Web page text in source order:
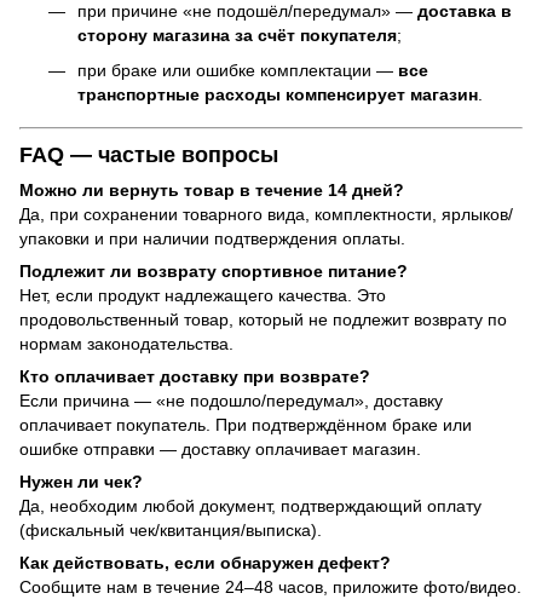
при причине «не подошёл/передумал» — доставка в
сторону магазина за счёт покупателя;
при браке или ошибке комплектации — все
транспортные расходы компенсирует магазин
FAQ — частые вопросы
Можно ли вернуть товар в течение 14 дней?
Да, при сохранении товарного вида, комплектности, ярлыков/
упаковки и при наличии подтверждения оплаты.
Подлежит ли возврату спортивное питание?
Нет, если продукт надлежащего качества. Это
продовольственный товар, который не подлежит возврату по
нормам законодательства.
Кто оплачивает доставку при возврате?
Если причина — «не подошло/передумал», доставку
оплачивает покупатель. При подтверждённом браке или
ошибке отправки — доставку оплачивает магазин.
Нужен ли чек?
Да, необходим любой документ, подтверждающий оплату
(фискальный чек/квитанция/выписка).
Как действовать, если обнаружен дефект?
Сообщите нам в течение 24–48 часов, приложите фото/видео.